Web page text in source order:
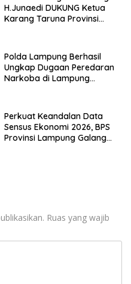
H.Junaedi DUKUNG Ketua
Karang Taruna Provinsi
Polda Lampung Berhasil
Ungkap Dugaan Peredaran
Narkoba di Lampung
Perkuat Keandalan Data
Sensus Ekonomi 2026, BPS
Provinsi Lampung Galang
Ruas yang wajib